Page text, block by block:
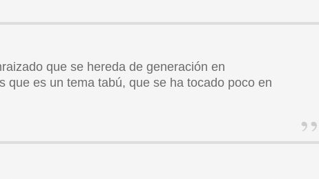
que se hereda de generación en
que es un tema tabú, que se ha tocado poco en